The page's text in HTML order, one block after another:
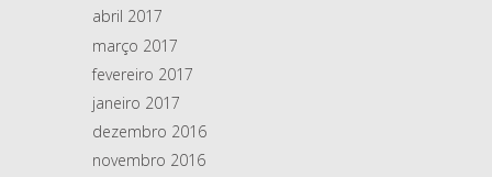
abril 2017
março 2017
fevereiro 2017
janeiro 2017
dezembro 2016
novembro 2016